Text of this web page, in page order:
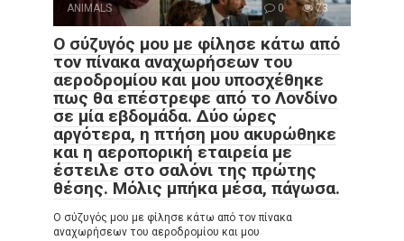
ANIMALS 0 73
Ο σύζυγός μου με φίλησε κάτω από
τον πίνακα αναχωρήσεων του
αεροδρομίου και μου υποσχέθηκε
πως θα επέστρεφε από το Λονδίνο
σε μία εβδομάδα. Δύο ώρες
αργότερα, η πτήση μου ακυρώθηκε
και η αεροπορική εταιρεία με
έστειλε στο σαλόνι της πρώτης
θέσης. Μόλις μπήκα μέσα, πάγωσα.
Ο σύζυγός μου με φίλησε κάτω από τον πίνακα
αναχωρήσεων του αεροδρομίου και μου